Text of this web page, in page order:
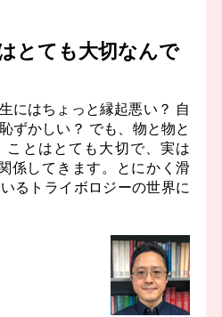
とても大切なんで
にはちょっと縁起悪い？ 自
ずかしい？ でも、物と物と
ことはとても大切で、実は
係してきます。とにかく滑
るトライボロジーの世界に